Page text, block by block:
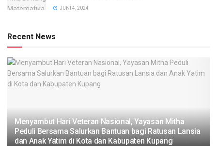
JUNI 4, 2024
Recent News
​Menyambut Hari Veteran Nasional, Yayasan Mitha
Peduli Bersama Salurkan Bantuan bagi Ratusan Lansia
dan Anak Yatim di Kota dan Kabupaten Kupang